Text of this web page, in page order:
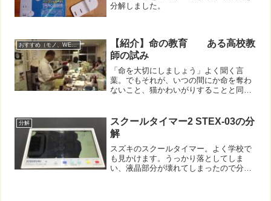
分解しました。
おすすめ（モノ、WEB、他）
【紹介】命の教育 ある高校教
師の試み
「命を大切にしましょう」よく聞く言
葉。でもそれが、いつの間にか命を奪わ
ないこと、猫かわいがりすることと同じ
ている。そのことを見ないようにして
「命を大切に」というのは、か...
分解
スクールタイマー2 STEX-03の分
解
スズキのスクールタイマー。よく学校で
も見かけます。うっかり落としてしま
い、液晶部分が壊れてしまったので分解